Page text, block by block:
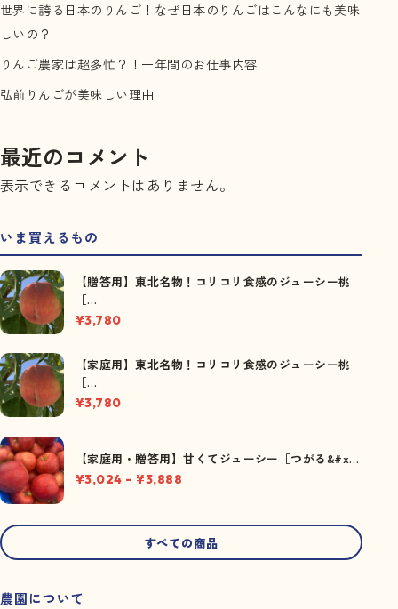
世界に誇る日本のりんご！なぜ日本のりんごはこんなにも美味
しいの？
りんご農家は超多忙？！一年間のお仕事内容
弘前りんごが美味しい理由
最近のコメント
表示できるコメントはありません。
いま買えるもの
【贈答用】東北名物！コリコリ食感のジューシー桃
［…
¥3,780
【家庭用】東北名物！コリコリ食感のジューシー桃
［…
¥3,780
【家庭用・贈答用】甘くてジューシー［つがる&#x…
¥3,024 – ¥3,888
すべての商品
農園について